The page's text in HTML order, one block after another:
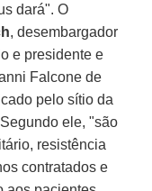
dará". O
, desembargador
e presidente e
Falcone de
pelo sítio da
ele, "são
resistência
contratados e